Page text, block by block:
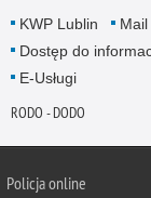
KWP Lublin
Dostęp do
E-Usługi
RODO - DODO
Policja online